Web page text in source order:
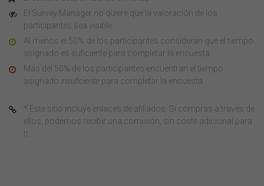
El Survey Manager no quiere que la valoración de los
participantes sea visible
Al menos el 50% de los participantes consideran que el tiempo
asignado es suficiente para completar la encuesta
Más del 50% de los participantes encuentran el tiempo
asignado insuficiente para completar la encuesta
* Este sitio incluye enlaces de afiliados. Si compras a través de
ellos, podemos recibir una comisión, sin coste adicional para
ti.